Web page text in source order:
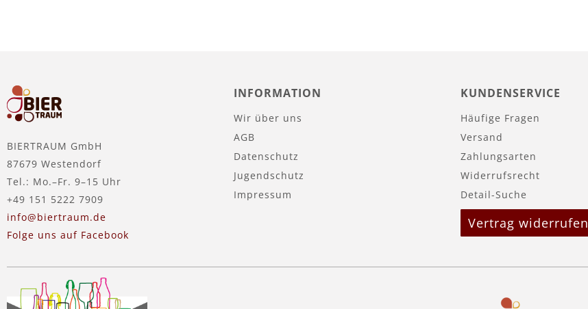
BIERTRAUM GmbH
87679 Westendorf
Tel.: Mo.–Fr. 9–15 Uhr
+49 151 5222 7909
info@biertraum.de
Folge uns auf Facebook
INFORMATION
Wir über uns
AGB
Datenschutz
Jugendschutz
Impressum
KUNDENSERVICE
Häufige Fragen
Versand
Zahlungsarten
Widerrufsrecht
Detail-Suche
Vertrag widerrufen